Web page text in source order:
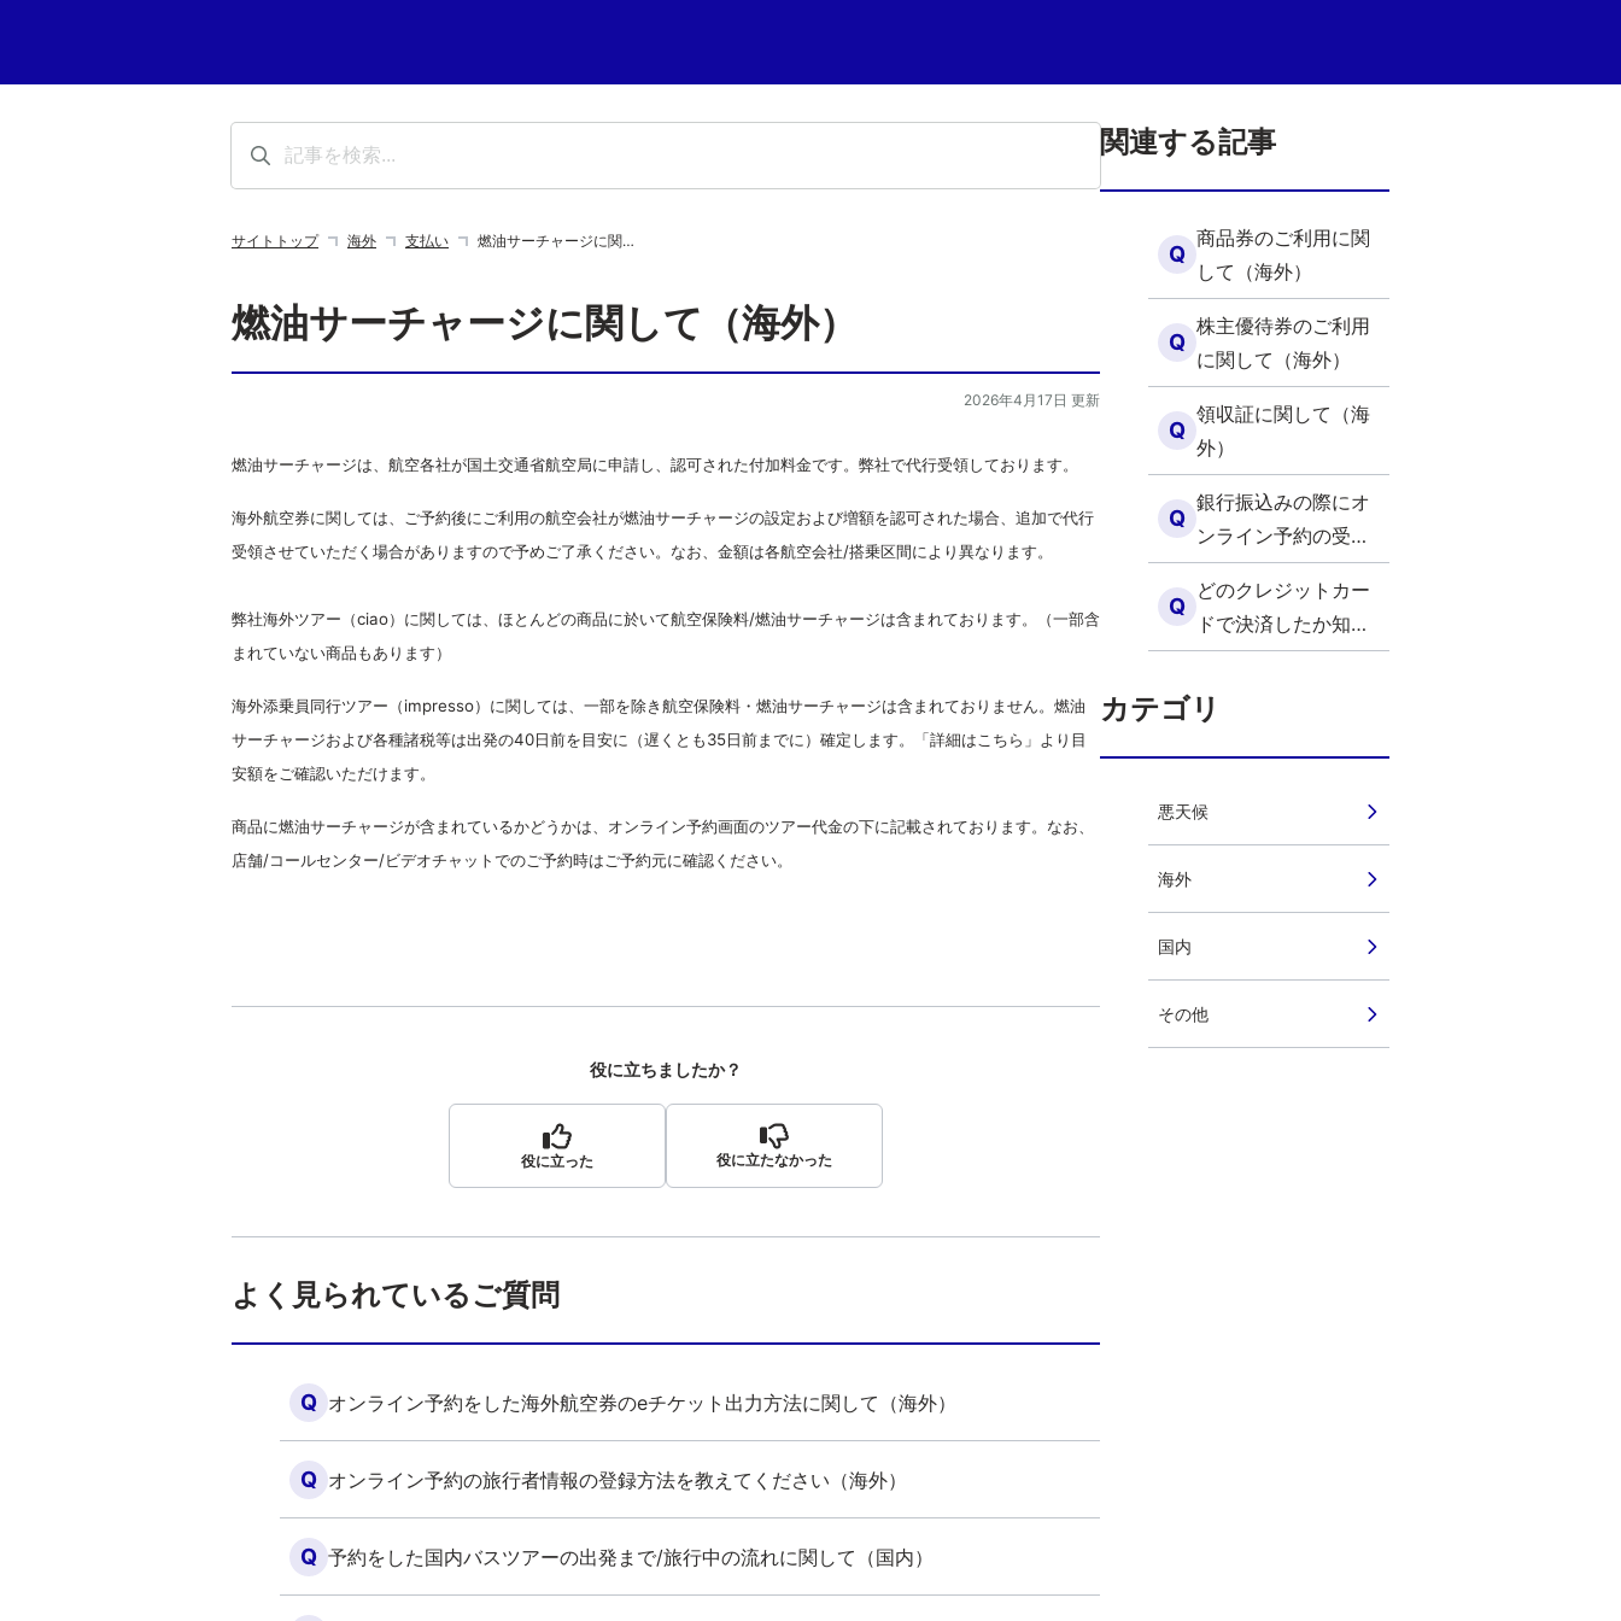
サイトトップ 海外 支払い 燃油サーチャージに関…
燃油サーチャージに関して（海外）
2026年4月17日 更新
燃油サーチャージは、航空各社が国土交通省航空局に申請し、認可された付加料金です。弊社で代行受領しております。
海外航空券に関しては、ご予約後にご利用の航空会社が燃油サーチャージの設定および増額を認可された場合、追加で代行
受領させていただく場合がありますので予めご了承ください。なお、金額は各航空会社/搭乗区間により異なります。
弊社海外ツアー（ciao）に関しては、ほとんどの商品に於いて航空保険料/燃油サーチャージは含まれております。（一部含
まれていない商品もあります）
海外添乗員同行ツアー（impresso）に関しては、一部を除き航空保険料・燃油サーチャージは含まれておりません。燃油
サーチャージおよび各種諸税等は出発の40日前を目安に（遅くとも35日前までに）確定します。「詳細はこちら」より目
安額をご確認いただけます。
商品に燃油サーチャージが含まれているかどうかは、オンライン予約画面のツアー代金の下に記載されております。なお、
店舗/コールセンター/ビデオチャットでのご予約時はご予約元に確認ください。
役に立ちましたか？
役に立った 役に立たなかった
よく見られているご質問
Q オンライン予約をした海外航空券のeチケット出力方法に関して（海外）
Q オンライン予約の旅行者情報の登録方法を教えてください（海外）
Q 予約をした国内バスツアーの出発まで/旅行中の流れに関して（国内）
関連する記事
Q
商品券のご利用に関
して（海外）
Q
株主優待券のご利用
に関して（海外）
Q
領収証に関して（海
外）
Q
銀行振込みの際にオ
ンライン予約の受付
番号の入力を忘れま
した （海外）
Q
どのクレジットカー
ドで決済したか知り
たいです（海外）
カテゴリ
悪天候
海外
国内
その他